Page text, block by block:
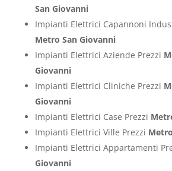
San Giovanni
Impianti Elettrici Capannoni
Metro San Giovanni
Impianti Elettrici Aziende Prezzi
Giovanni
Impianti Elettrici Cliniche Prezzi
Giovanni
Impianti Elettrici Case Prezzi
Impianti Elettrici Ville Prezzi
Impianti Elettrici Appartamenti
Giovanni